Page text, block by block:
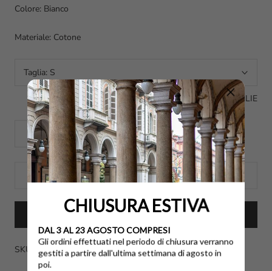
Colore: Bianco
Materiale: Cotone
Taglia: S
GUIDA ALLE TAGLIE
AGGIUNGI AL CARRELLO
ACQUISTA ORA
SKU: 0000091889ECOALFBIANCO-S
CHIUSURA ESTIVA
DAL 3 AL 23 AGOSTO COMPRESI
Gli ordini effettuati nel periodo di chiusura verranno
gestiti a partire dall'ultima settimana di agosto in
poi.